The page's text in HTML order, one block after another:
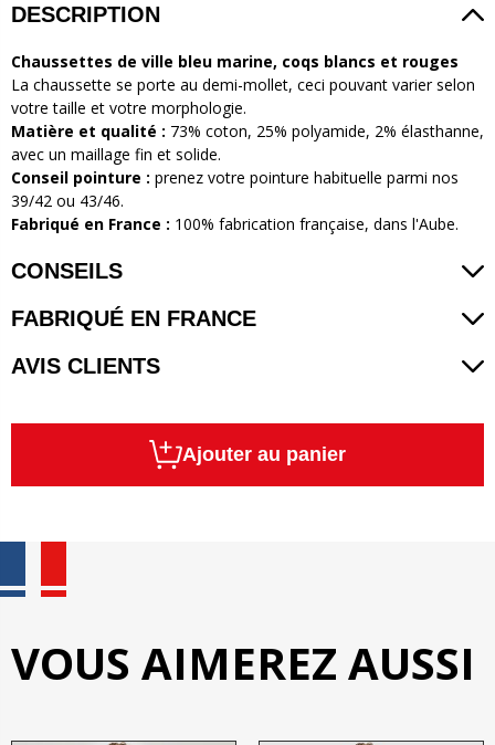
DESCRIPTION
Chaussettes de ville bleu marine, coqs blancs et rouges
La chaussette se porte au demi-mollet, ceci pouvant varier selon
votre taille et votre morphologie.
Matière et qualité : 73% coton, 25% polyamide, 2% élasthanne,
avec un maillage fin et solide.
Conseil pointure : prenez votre pointure habituelle parmi nos
39/42 ou 43/46.
Fabriqué en France : 100% fabrication française, dans l'Aube.
CONSEILS
FABRIQUÉ EN FRANCE
AVIS CLIENTS
Ajouter au panier
VOUS AIMEREZ AUSSI